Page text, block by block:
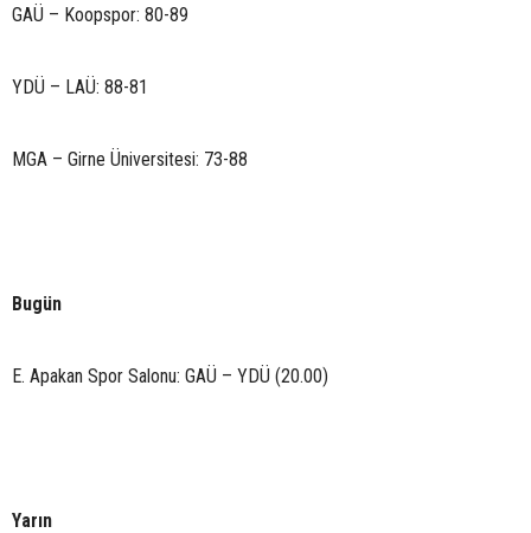
GAÜ – Koopspor: 80-89
YDÜ – LAÜ: 88-81
MGA – Girne Üniversitesi: 73-88
Bugün
E. Apakan Spor Salonu: GAÜ – YDÜ (20.00)
Yarın